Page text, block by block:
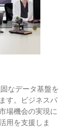
なデータ基盤を
す。ビジネスパ
場機会の実現に
用を支援しま